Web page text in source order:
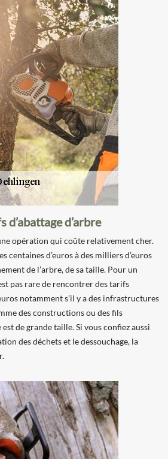
d’arbre
opération qui coûte relativement cher.
centaines d’euros à des milliers d’euros
de l’arbre, de sa taille. Pour un
pas rare de rencontrer des tarifs
notamment s’il y a des infrastructures
des constructions ou des fils
de grande taille. Si vous confiez aussi
des déchets et le dessouchage, la